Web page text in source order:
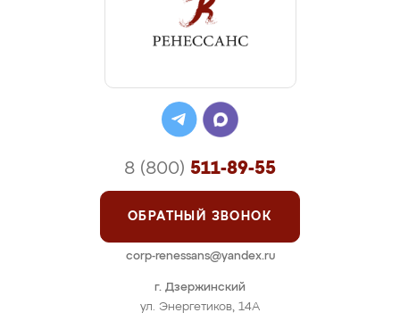
г. Дзержинский
ул. Энергетиков, 14А
8 (800) 511-89-55
ОБРАТНЫЙ ЗВОНОК
corp-renessans@yandex.ru